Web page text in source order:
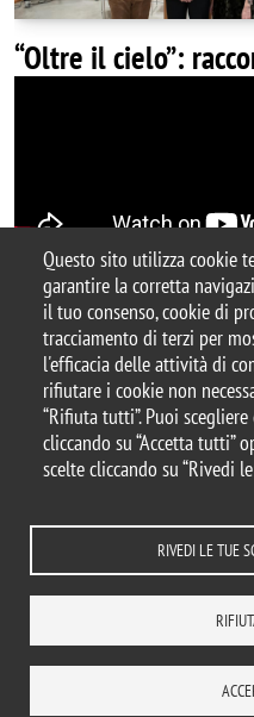
Questo sito utilizza cookie
garantire la corretta
il tuo consenso, cookie di
tracciamento di terzi per
l'efficacia delle attività di
rifiutare i cookie non
“Rifiuta tutti”. Puoi
cliccando su “Accetta tutti”
scelte cliccando su “Rivedi
RIVEDI LE TUE
“Oltre il cielo”:
© 2025
Studi di
Piazza
Casella PEC:
P.I.
Note legali Privacy
Rivedi le tue scelte sui cookie
MAPPA DEL SITO